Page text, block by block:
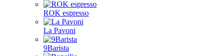
ROK espresso
La Pavoni
9Barista